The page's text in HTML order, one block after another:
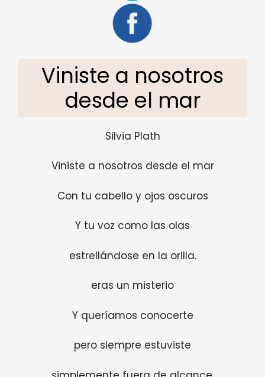
Viniste a nosotros
desde el mar
Silvia Plath
Viniste a nosotros desde el mar
Con tu cabello y ojos oscuros
Y tu voz como las olas
estrellándose en la orilla.
eras un misterio
Y queríamos conocerte
pero siempre estuviste